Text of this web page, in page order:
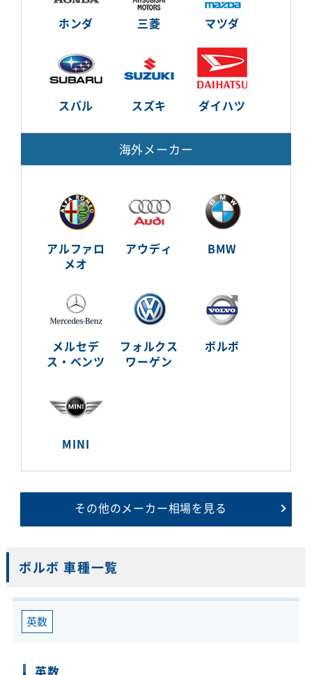
ホンダ 三菱 マツダ
スバル スズキ ダイハツ
海外メーカー
アルファロ
メオ
アウディ BMW
メルセデ
ス・ベンツ
フォルクス
ワーゲン
ボルボ
MINI
その他のメーカー相場を見る
ボルボ 車種一覧
英数
英数